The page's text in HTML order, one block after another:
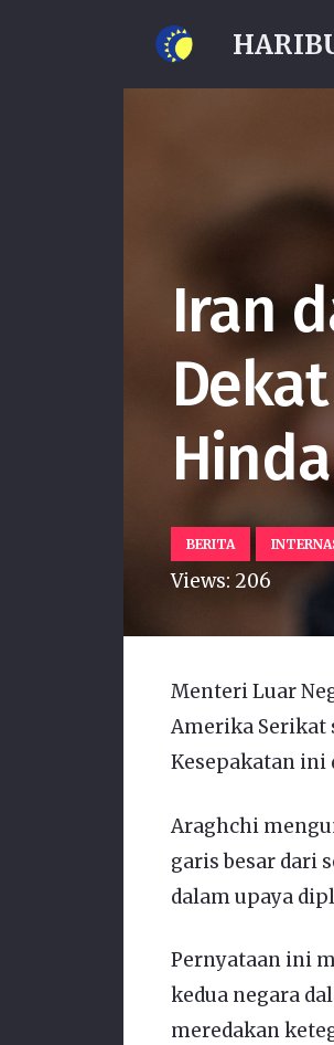
Iran
BERITA
Views: 206
Menteri Luar
Amerika Serikat
Kesepakatan ini
Araghchi
garis besar dari
dalam upaya
Pernyataan ini
kedua negara
meredakan